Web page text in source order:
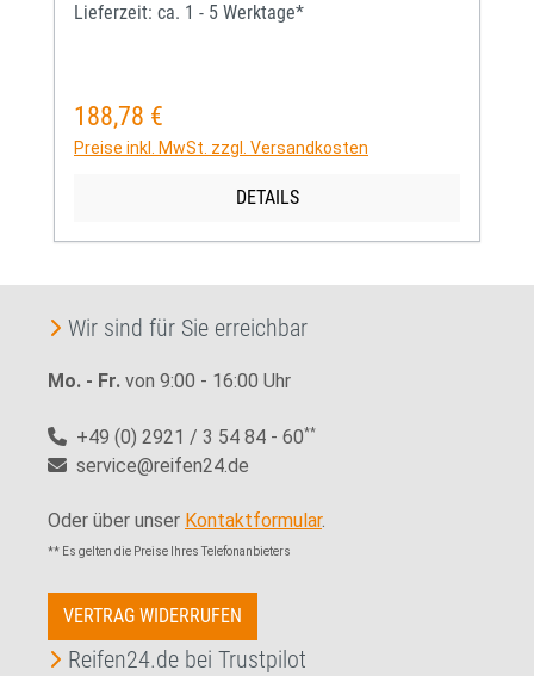
Lieferzeit: ca. 1 - 5 Werktage*
Regulärer Preis:
188,78 €
Preise inkl. MwSt. zzgl. Versandkosten
DETAILS
Wir sind für Sie erreichbar
Mo. - Fr. von 9:00 - 16:00 Uhr
+49 (0) 2921 / 3 54 84 - 60**
service@reifen24.de
Oder über unser Kontaktformular.
** Es gelten die Preise Ihres Telefonanbieters
VERTRAG WIDERRUFEN
Reifen24.de bei Trustpilot